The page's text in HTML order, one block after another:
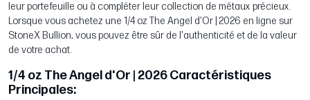
leur portefeuille ou à compléter leur collection de métaux précieux.
Lorsque vous achetez une 1/4 oz The Angel d'Or | 2026 en ligne sur
StoneX Bullion, vous pouvez être sûr de l'authenticité et de la valeur
de votre achat.
1/4 oz The Angel d'Or | 2026 Caractéristiques
Principales: